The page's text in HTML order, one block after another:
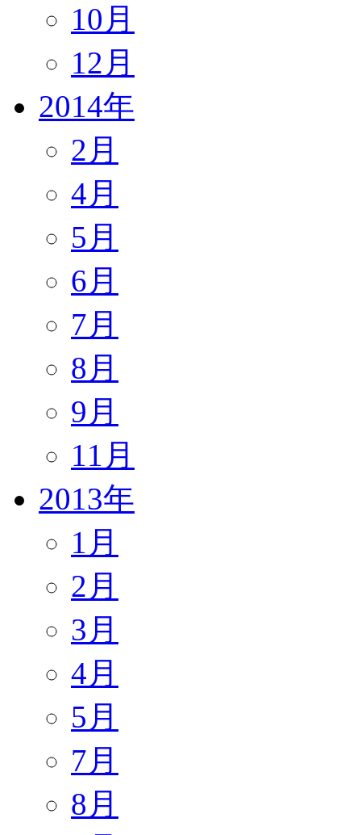
10月
12月
2014年
2月
4月
5月
6月
7月
8月
9月
11月
2013年
1月
2月
3月
4月
5月
7月
8月